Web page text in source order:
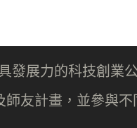
發展力的科技創業
友計畫，並參與不